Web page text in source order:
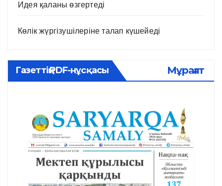
Идея қаланы өзгертеді
Көлік жүргізушілеріне талап күшейеді
Газеттің PDF-нұсқасы Мұрағат